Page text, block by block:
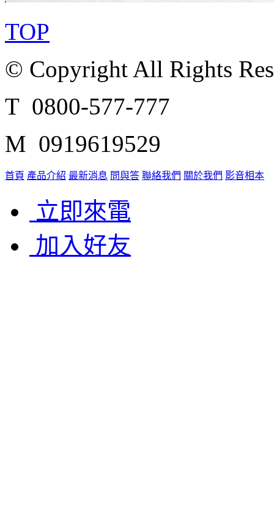
TOP
© Copyright All Rights
T 0800-577-777
M 0919619529
首頁 產品介紹 最新消息 問與答 聯絡我們 關於我們 影音相本
立即來電
加入好友